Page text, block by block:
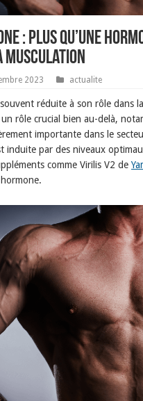
: Plus qu’une
Musculation
2023 actualite
réduite à son rôle dans
rôle crucial bien au-delà,
importante dans le
induite par des niveaux
comme Virilis V2 de